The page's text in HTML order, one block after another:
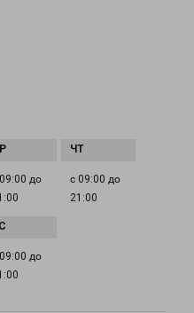
до
с 09:00 до
21:00
до